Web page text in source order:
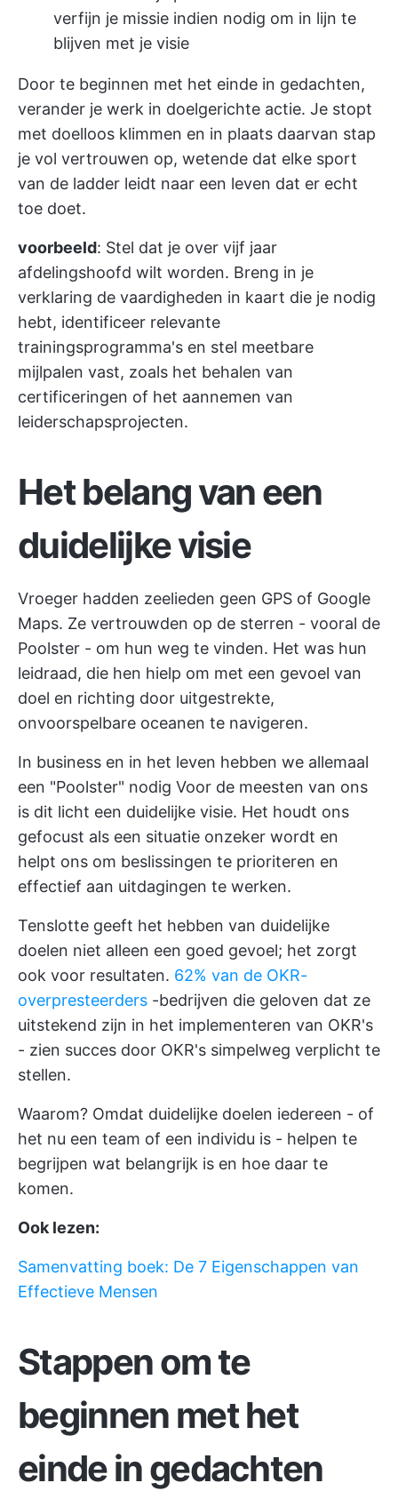
verfijn je missie indien nodig om in lijn te
blijven met je visie
Door te beginnen met het einde in gedachten,
verander je werk in doelgerichte actie. Je stopt
met doelloos klimmen en in plaats daarvan stap
je vol vertrouwen op, wetende dat elke sport
van de ladder leidt naar een leven dat er echt
toe doet.
voorbeeld: Stel dat je over vijf jaar
afdelingshoofd wilt worden. Breng in je
verklaring de vaardigheden in kaart die je nodig
hebt, identificeer relevante
trainingsprogramma's en stel meetbare
mijlpalen vast, zoals het behalen van
certificeringen of het aannemen van
leiderschapsprojecten.
Het belang van een
duidelijke visie
Vroeger hadden zeelieden geen GPS of Google
Maps. Ze vertrouwden op de sterren - vooral de
Poolster - om hun weg te vinden. Het was hun
leidraad, die hen hielp om met een gevoel van
doel en richting door uitgestrekte,
onvoorspelbare oceanen te navigeren.
In business en in het leven hebben we allemaal
een "Poolster" nodig Voor de meesten van ons
is dit licht een duidelijke visie. Het houdt ons
gefocust als een situatie onzeker wordt en
helpt ons om beslissingen te prioriteren en
effectief aan uitdagingen te werken.
Tenslotte geeft het hebben van duidelijke
doelen niet alleen een goed gevoel; het zorgt
ook voor resultaten. 62% van de OKR-
overpresteerders -bedrijven die geloven dat ze
uitstekend zijn in het implementeren van OKR's
- zien succes door OKR's simpelweg verplicht te
stellen.
Waarom? Omdat duidelijke doelen iedereen - of
het nu een team of een individu is - helpen te
begrijpen wat belangrijk is en hoe daar te
komen.
Ook lezen:
Samenvatting boek: De 7 Eigenschappen van
Effectieve Mensen
Stappen om te
beginnen met het
einde in gedachten